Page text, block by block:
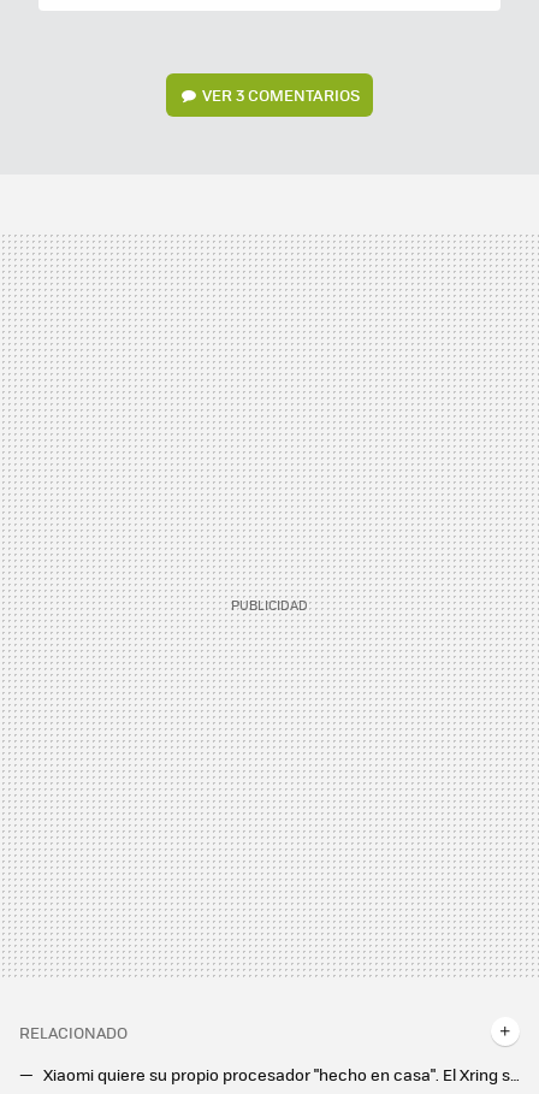
VER3 COMENTARIOS
RELACIONADO